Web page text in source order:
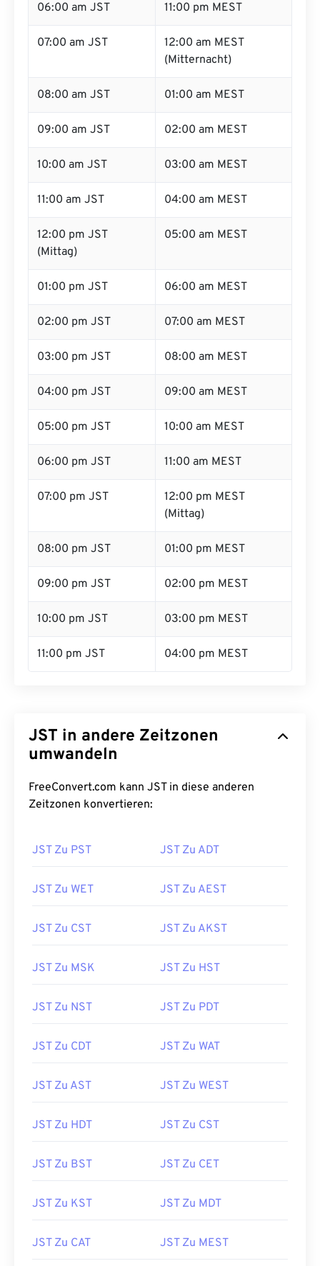
06:00 am JST 11:00 pm MEST
07:00 am JST
12:00 am MEST
(Mitternacht)
08:00 am JST 01:00 am MEST
09:00 am JST 02:00 am MEST
10:00 am JST 03:00 am MEST
11:00 am JST 04:00 am MEST
12:00 pm JST
(Mittag)
05:00 am MEST
01:00 pm JST 06:00 am MEST
02:00 pm JST 07:00 am MEST
03:00 pm JST 08:00 am MEST
04:00 pm JST 09:00 am MEST
05:00 pm JST 10:00 am MEST
06:00 pm JST 11:00 am MEST
07:00 pm JST
12:00 pm MEST
(Mittag)
08:00 pm JST 01:00 pm MEST
09:00 pm JST 02:00 pm MEST
10:00 pm JST 03:00 pm MEST
11:00 pm JST 04:00 pm MEST
JST in andere Zeitzonen
umwandeln
FreeConvert.com kann JST in diese anderen
Zeitzonen konvertieren:
JST Zu PST JST Zu ADT
JST Zu WET JST Zu AEST
JST Zu CST JST Zu AKST
JST Zu MSK JST Zu HST
JST Zu NST JST Zu PDT
JST Zu CDT JST Zu WAT
JST Zu AST JST Zu WEST
JST Zu HDT JST Zu CST
JST Zu BST JST Zu CET
JST Zu KST JST Zu MDT
JST Zu CAT JST Zu MEST